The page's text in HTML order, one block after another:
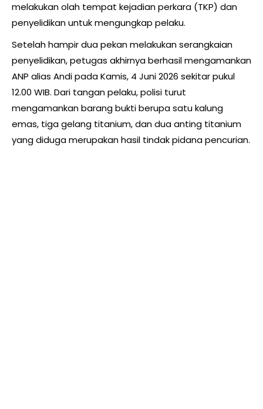
melakukan olah tempat kejadian perkara (TKP) dan
penyelidikan untuk mengungkap pelaku.
Setelah hampir dua pekan melakukan serangkaian
penyelidikan, petugas akhirnya berhasil mengamankan
ANP alias Andi pada Kamis, 4 Juni 2026 sekitar pukul
12.00 WIB. Dari tangan pelaku, polisi turut
mengamankan barang bukti berupa satu kalung
emas, tiga gelang titanium, dan dua anting titanium
yang diduga merupakan hasil tindak pidana pencurian.